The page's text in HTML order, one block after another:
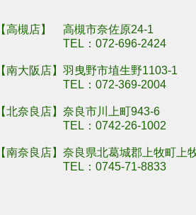
【高槻店】 高槻市奈佐原24-1
TEL： 072-696-2424
【南大阪店】羽曳野市埴生野1103-1
TEL： 072-369-2004
【北奈良店】奈良市川上町943-6
TEL： 0742-26-1002
【南奈良店】奈良県北葛城郡上牧町上
TEL： 0745-71-8833